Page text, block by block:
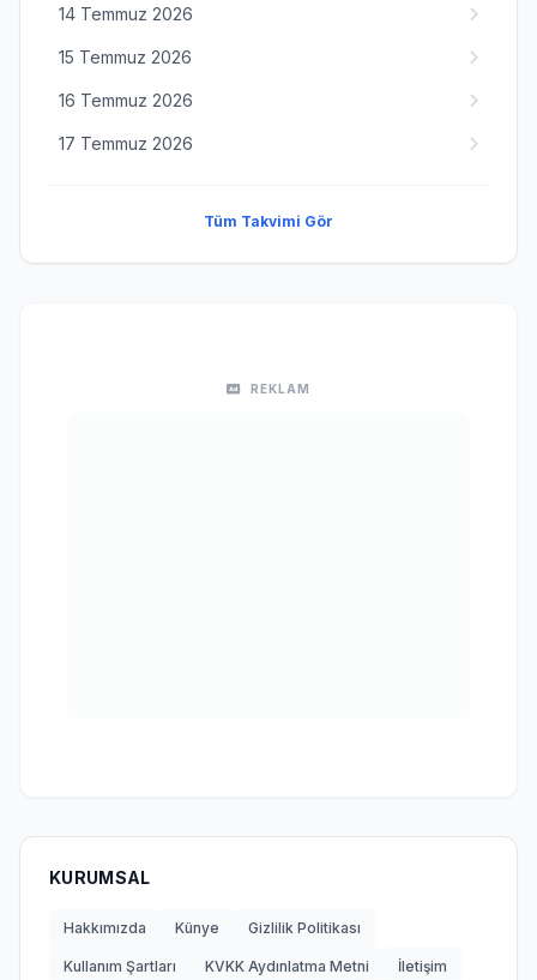
14 Temmuz 2026
15 Temmuz 2026
16 Temmuz 2026
17 Temmuz 2026
Tüm Takvimi Gör
REKLAM
KURUMSAL
Hakkımızda Künye Gizlilik Politikası
Kullanım Şartları KVKK Aydınlatma Metni İletişim